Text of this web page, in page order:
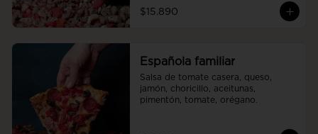
$15.890
Española familiar
Salsa de tomate casera, queso,
jamón, choricillo, aceitunas,
pimentón, tomate, orégano.